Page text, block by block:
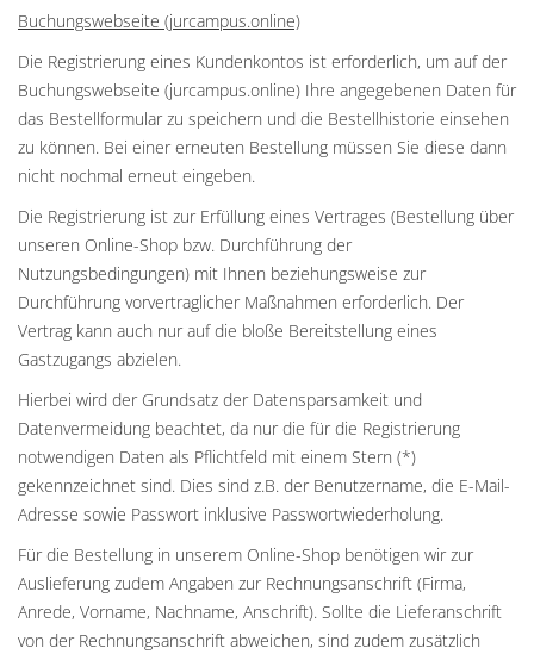
Buchungswebseite (jurcampus.online)
Die Registrierung eines Kundenkontos ist erforderlich, um auf der
Buchungswebseite (jurcampus.online) Ihre angegebenen Daten für
das Bestellformular zu speichern und die Bestellhistorie einsehen
zu können. Bei einer erneuten Bestellung müssen Sie diese dann
nicht nochmal erneut eingeben.
Die Registrierung ist zur Erfüllung eines Vertrages (Bestellung über
unseren Online-Shop bzw. Durchführung der
Nutzungsbedingungen) mit Ihnen beziehungsweise zur
Durchführung vorvertraglicher Maßnahmen erforderlich. Der
Vertrag kann auch nur auf die bloße Bereitstellung eines
Gastzugangs abzielen.
Hierbei wird der Grundsatz der Datensparsamkeit und
Datenvermeidung beachtet, da nur die für die Registrierung
notwendigen Daten als Pflichtfeld mit einem Stern (*)
gekennzeichnet sind. Dies sind z.B. der Benutzername, die E-Mail-
Adresse sowie Passwort inklusive Passwortwiederholung.
Für die Bestellung in unserem Online-Shop benötigen wir zur
Auslieferung zudem Angaben zur Rechnungsanschrift (Firma,
Anrede, Vorname, Nachname, Anschrift). Sollte die Lieferanschrift
von der Rechnungsanschrift abweichen, sind zudem zusätzlich